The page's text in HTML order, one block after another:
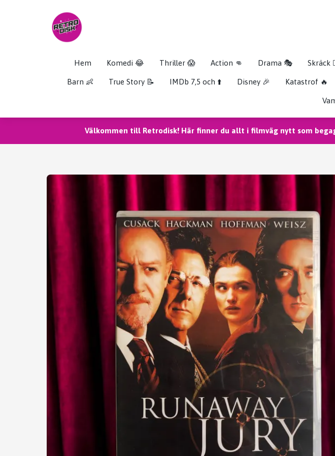
Hem Komedi 😂 Thriller 😱 Action 👊 Drama 🎭 Skräck
Barn 👶 True Story 📝 IMDb 7,5 och ⬆️ Disney 🎉 Katastrof 🔥
Välkommen till Retrodisk! Här finner du allt i filmväg nytt som